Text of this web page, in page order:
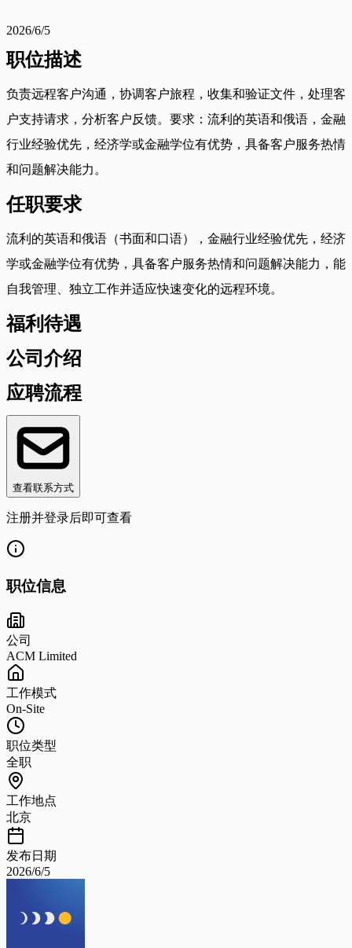
2026/6/5
职位描述
负责远程客户沟通，协调客户旅程，收集和验证文件，处理客
户支持请求，分析客户反馈。要求：流利的英语和俄语，金融
行业经验优先，经济学或金融学位有优势，具备客户服务热情
和问题解决能力。
任职要求
流利的英语和俄语（书面和口语），金融行业经验优先，经济
学或金融学位有优势，具备客户服务热情和问题解决能力，能
自我管理、独立工作并适应快速变化的远程环境。
福利待遇
公司介绍
应聘流程
查看联系方式
注册并登录后即可查看
职位信息
公司
ACM Limited
工作模式
On-Site
职位类型
全职
工作地点
北京
发布日期
2026/6/5